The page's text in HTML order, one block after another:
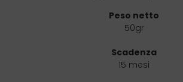
Peso netto
50gr
Scadenza
15 mesi